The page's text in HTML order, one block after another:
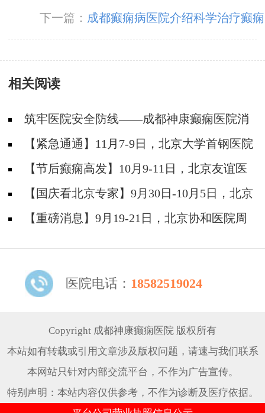
下一篇： 成都癫痫病医院介绍科学治疗癫痫
的方法
相关阅读
筑牢医院安全防线——成都神康癫痫医院消
防安全培训纪实
【紧急通通】11月7-9日，北京大学首钢医院
神经内科胡颖教授亲临成都会诊，破解癫痫疑难
【节后癫痫高发】10月9-11日，北京友谊医
院陈葵博士免费会诊+治疗援助，破解癫痫难
题！
【国庆看北京专家】9月30日-10月5日，北京
天坛&首钢医院两大专家蓉城亲诊+癫痫大额救
【重磅消息】9月19-21日，北京协和医院周
线！
医院电话： 18582519024
Copyright 成都神康癫痫医院 版权所有
本站如有转载或引用文章涉及版权问题，请速与我们联系
本网站只针对内部交流平台，不作为广告宣传。
特别声明：本站内容仅供参考，不作为诊断及医疗依据。